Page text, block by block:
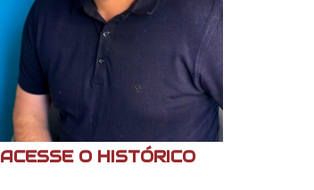
ACESSE O HISTÓRICO